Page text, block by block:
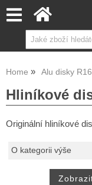
Home Alu disky R16
Hliníkové
Originální hliníkové
O kategorii výše